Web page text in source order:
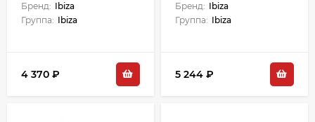
диаметр 55 мм
Бренд: Ibiza
Группа: Ibiza
4 370 ₽
диаметр 65 мм
Бренд: Ibiza
Группа: Ibiza
5 244 ₽